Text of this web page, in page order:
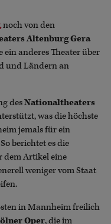
noch von den
Altenburg Gera
ein anderes Theater über
und Ländern an
desNationaltheaters
was die höchste
jemals für ein
berichtet es die
dem Artikel eine
weniger vom Staat
in Mannheim freilich
Oper, die im